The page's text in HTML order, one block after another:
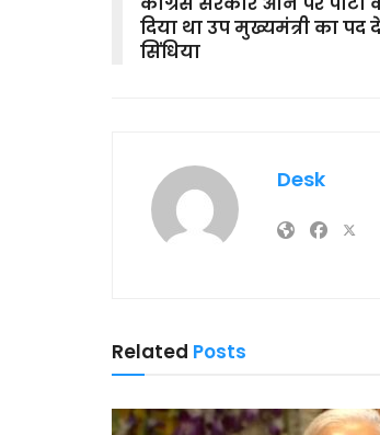
दिया था उप मुख्यमंत्री का पद
सिंधिया
Desk
Related Posts